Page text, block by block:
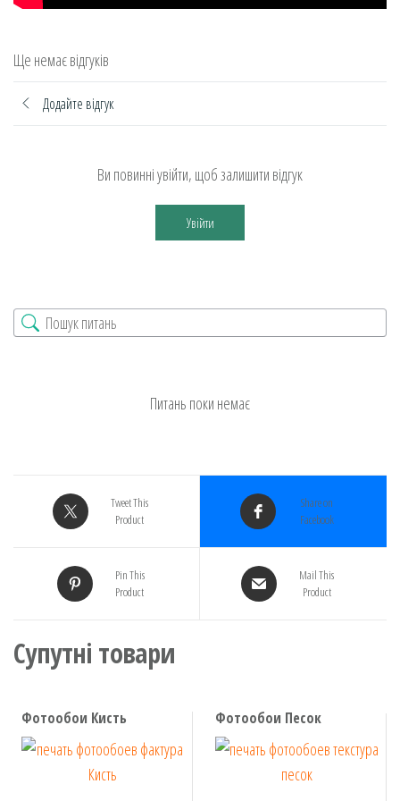
Ще немає відгуків
Додайте відгук
Ви повинні увійти, щоб залишити відгук
Увійти
Питань поки немає
Tweet This
Product
Share on
Facebook
Pin This
Product
Mail This
Product
Супутні товари
Фотообои Кисть Фотообои Песок